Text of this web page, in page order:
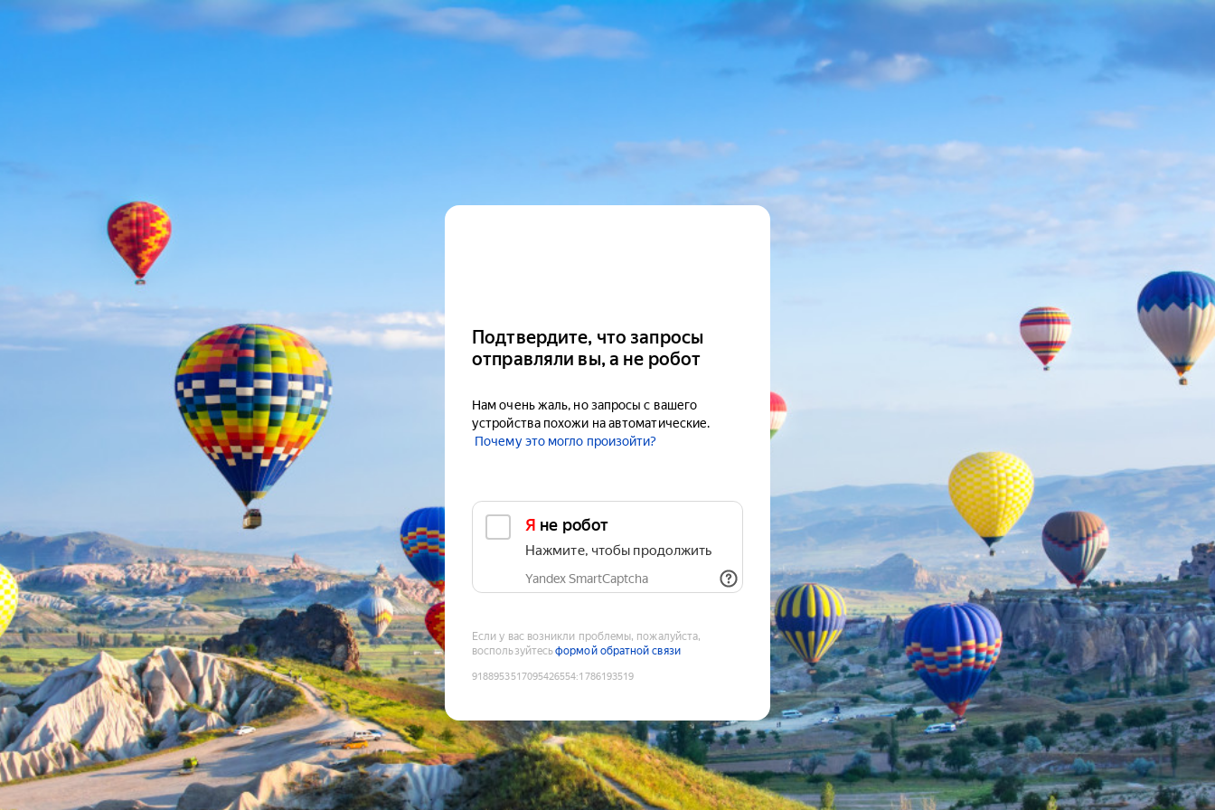
Подтвердите, что запросы
отправляли вы, а не робот
Нам очень жаль, но запросы с вашего
устройства похожи на автоматические.
Почему это могло произойти?
Я не робот
Нажмите, чтобы продолжить
Yandex SmartCaptcha
Если у вас возникли проблемы, пожалуйста,
воспользуйтесьформой обратной связи
9188953517095426554:1786193519